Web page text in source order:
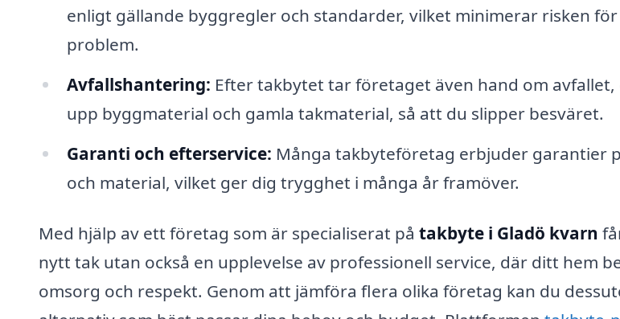
enligt gällande byggregler och standarder, vilket minimerar risken
problem.
Avfallshantering: Efter takbytet tar företaget även hand om
upp byggmaterial och gamla takmaterial, så att du slipper besväret.
Garanti och efterservice: Många takbyteföretag erbjuder garantier
och material, vilket ger dig trygghet i många år framöver.
Med hjälp av ett företag som är specialiserat på takbyte i Gladö kvarn
nytt tak utan också en upplevelse av professionell service, där ditt hem
omsorg och respekt. Genom att jämföra flera olika företag kan du